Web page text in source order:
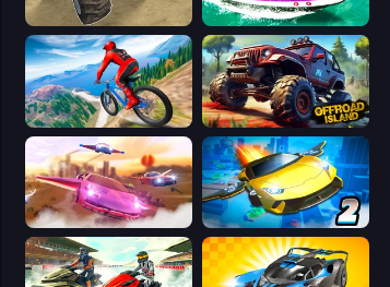
Jet Boat Racing
Riders Downhill Racing Offroad Island
Ultimate Flying Car Ultimate Flying Car 2